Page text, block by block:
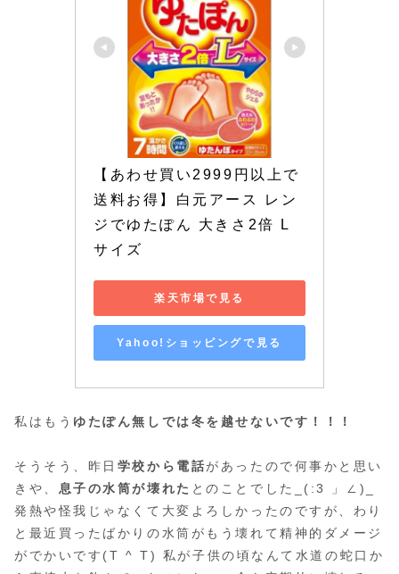
【あわせ買い2999円以上で
送料お得】白元アース レン
ジでゆたぽん 大きさ2倍 L
サイズ
楽天市場で見る
Yahoo!ショッピングで見る
私はもう ゆたぽん無しでは冬を越せないです！！！
そうそう、昨日 学校から電話があったので何事かと思い
きや、 息子の水筒が壊れた とのことでした_(:3 」∠)_
発熱や怪我じゃなくて大変よろしかったのですが、わり
と最近買ったばかりの水筒がもう壊れて精神的ダメージ
がでかいです(T ^ T) 私が子供の頃なんて水道の蛇口か